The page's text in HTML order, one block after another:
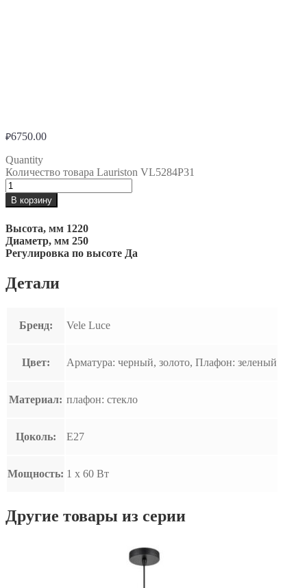
₽6750.00
Quantity
Количество товара Lauriston VL5284P31
В корзину
Высота, мм 1220
Диаметр, мм 250
Регулировка по высоте Да
Детали
Бренд: Vele Luce
Цвет: Арматура: черный, золото, Плафон: зеленый
Материал: плафон: стекло
Цоколь: E27
Мощность: 1 x 60 Вт
Другие товары из серии